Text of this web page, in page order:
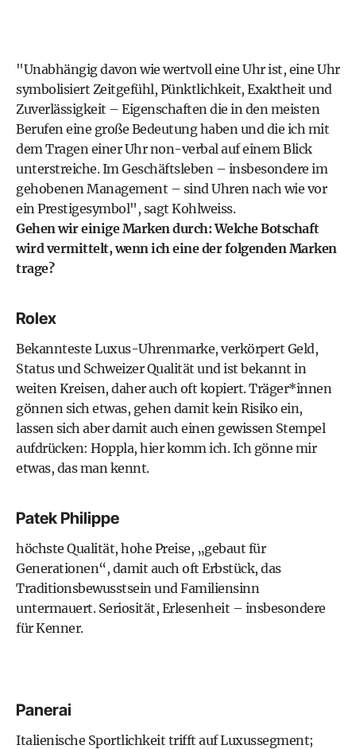
"Unabhängig davon wie wertvoll eine Uhr ist, eine Uhr
symbolisiert Zeitgefühl, Pünktlichkeit, Exaktheit und
Zuverlässigkeit – Eigenschaften die in den meisten
Berufen eine große Bedeutung haben und die ich mit
dem Tragen einer Uhr non-verbal auf einem Blick
unterstreiche. Im Geschäftsleben – insbesondere im
gehobenen Management – sind Uhren nach wie vor
ein Prestigesymbol", sagt Kohlweiss.
Gehen wir einige Marken durch: Welche Botschaft
wird vermittelt, wenn ich eine der folgenden Marken
trage?
Rolex
Bekannteste Luxus-Uhrenmarke, verkörpert Geld,
Status und Schweizer Qualität und ist bekannt in
weiten Kreisen, daher auch oft kopiert. Träger*innen
gönnen sich etwas, gehen damit kein Risiko ein,
lassen sich aber damit auch einen gewissen Stempel
aufdrücken: Hoppla, hier komm ich. Ich gönne mir
etwas, das man kennt.
Patek Philippe
höchste Qualität, hohe Preise, „gebaut für
Generationen“, damit auch oft Erbstück, das
Traditionsbewusstsein und Familiensinn
untermauert. Seriosität, Erlesenheit – insbesondere
für Kenner.
Panerai
Italienische Sportlichkeit trifft auf Luxussegment;